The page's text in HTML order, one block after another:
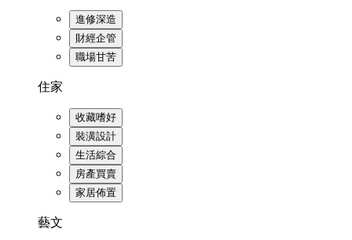
進修深造
財經企管
職場甘苦
住家
收藏嗜好
裝潢設計
生活綜合
房產買賣
家居佈置
藝文